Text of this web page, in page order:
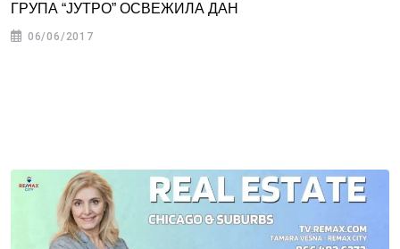
ГРУПА “ЈУТРО” ОСВЕЖИЛА ДАН
06/06/2017